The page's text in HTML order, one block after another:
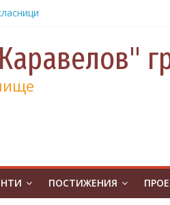
и 130
ПОСТИЖЕНИЯ